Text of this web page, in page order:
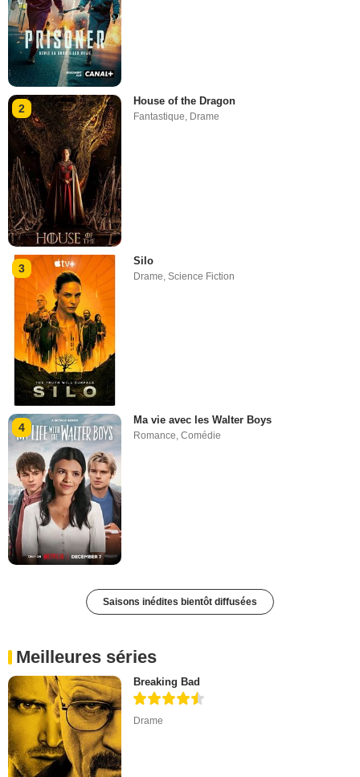
2
House of the Dragon
Fantastique, Drame
3
Silo
Drame ,Science Fiction
4
Ma vie avec les Walter Boys
Romance,Comédie
Saisons inédites bientôt diffusées
Meilleures séries
Breaking Bad
Drame